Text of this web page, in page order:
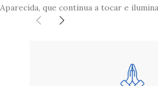
Aparecida, que continua a tocar e